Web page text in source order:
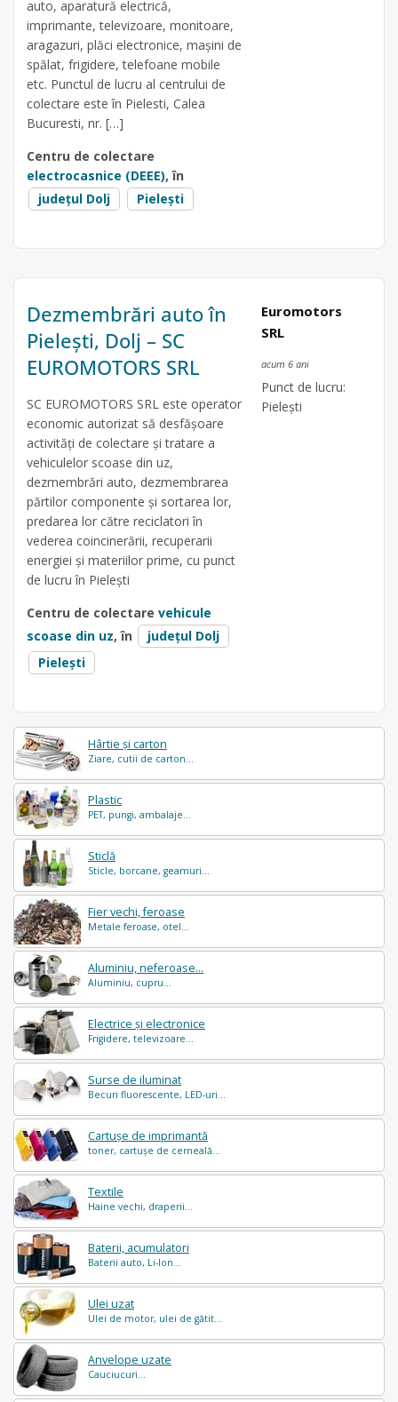
Hârtie și carton
Ziare, cutii de carton...
Plastic
PET, pungi, ambalaje...
Sticlă
Sticle, borcane, geamuri...
Fier vechi, feroase
Metale feroase, otel...
Aluminiu, neferoase...
Aluminiu, cupru...
Electrice și electronice
Frigidere, televizoare...
Surse de iluminat
Becuri fluorescente, LED-uri...
Cartușe de imprimantă
toner, cartușe de cerneală...
Textile
Haine vechi, draperii...
Baterii, acumulatori
Baterii auto, Li-Ion...
Ulei uzat
Ulei de motor, ulei de gătit...
Anvelope uzate
Cauciucuri...
auto, aparatură electrică,
imprimante, televizoare, monitoare,
aragazuri, plăci electronice, mașini de
spălat, frigidere, telefoane mobile
etc. Punctul de lucru al centrului de
colectare este în Pielesti, Calea
Bucuresti, nr. […]
Centru de colectare
electrocasnice (DEEE), în
județul Dolj
Pielești
Dezmembrări auto în
Pielești, Dolj – SC
EUROMOTORS SRL
SC EUROMOTORS SRL este operator
economic autorizat să desfăşoare
activităţi de colectare şi tratare a
vehiculelor scoase din uz,
dezmembrări auto, dezmembrarea
părtilor componente și sortarea lor,
predarea lor către reciclatori în
vederea coincinerării, recuperarii
energiei și materiilor prime, cu punct
de lucru în Pielești
Centru de colectare vehicule
scoase din uz, în
județul Dolj
Pielești
Euromotors
SRL
acum 6 ani
Punct de lucru:
Pielești